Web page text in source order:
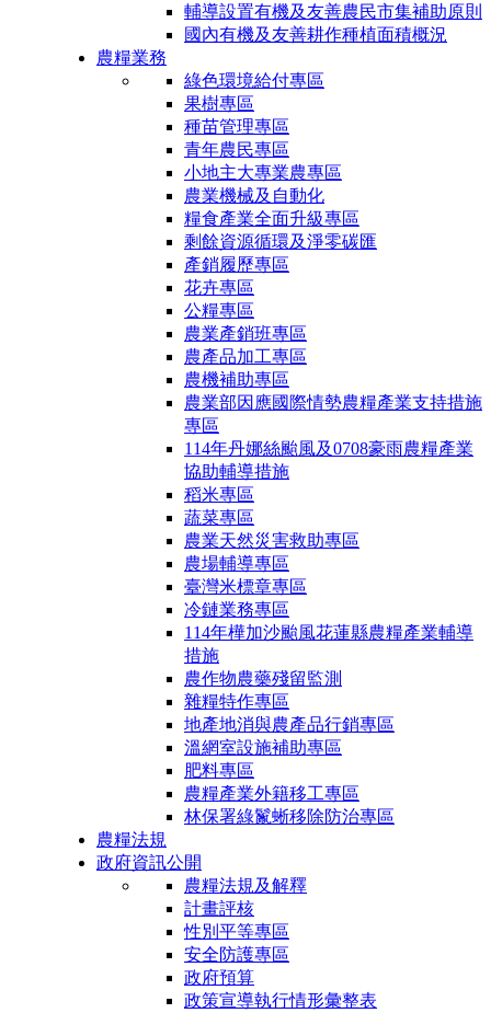
輔導設置有機及友善農民市集補助原則
國內有機及友善耕作種植面積概況
農糧業務
綠色環境給付專區
果樹專區
種苗管理專區
青年農民專區
小地主大專業農專區
農業機械及自動化
糧食產業全面升級專區
剩餘資源循環及淨零碳匯
產銷履歷專區
花卉專區
公糧專區
農業產銷班專區
農產品加工專區
農機補助專區
農業部因應國際情勢農糧產業支持措施
專區
114年丹娜絲颱風及0708豪雨農糧產業
協助輔導措施
稻米專區
蔬菜專區
農業天然災害救助專區
農場輔導專區
臺灣米標章專區
冷鏈業務專區
114年樺加沙颱風花蓮縣農糧產業輔導
措施
農作物農藥殘留監測
雜糧特作專區
地產地消與農產品行銷專區
溫網室設施補助專區
肥料專區
農糧產業外籍移工專區
林保署綠鬣蜥移除防治專區
農糧法規
政府資訊公開
農糧法規及解釋
計畫評核
性別平等專區
安全防護專區
政府預算
政策宣導執行情形彙整表